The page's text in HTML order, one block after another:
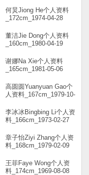
何炅Jiong He个人资料
_172cm_1974-04-28
董洁Jie Dong个人资料
_160cm_1980-04-19
谢娜Na Xie个人资料
_165cm_1981-05-06
高圆圆Yuanyuan Gao个
人资料_167cm_1979-10-
李冰冰Bingbing Li个人资
料_166cm_1973-02-27
章子怡Ziyi Zhang个人资
料_168cm_1979-02-09
王菲Faye Wong个人资
料_174cm_1969-08-08